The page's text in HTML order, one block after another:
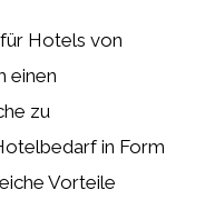
Hotels von
einen
zu
in Form
Vorteile